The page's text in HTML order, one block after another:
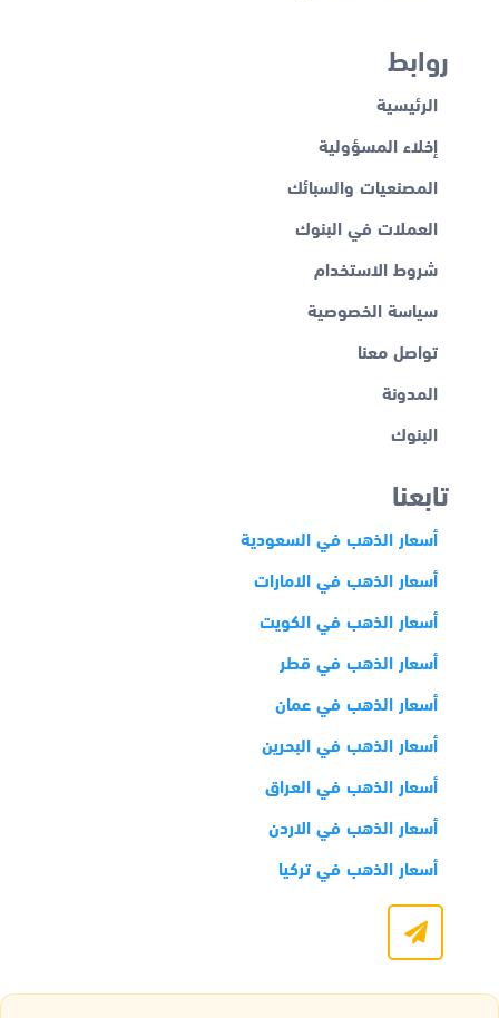
روابط
الرئيسية
إخلاء المسؤولية
المصنعيات والسبائك
العملات في البنوك
شروط الاستخدام
سياسة الخصوصية
تواصل معنا
المدونة
البنوك
تابعنا
أسعار الذهب في السعودية
أسعار الذهب في الامارات
أسعار الذهب في الكويت
أسعار الذهب في قطر
أسعار الذهب في عمان
أسعار الذهب في البحرين
أسعار الذهب في العراق
أسعار الذهب في الاردن
أسعار الذهب في تركيا